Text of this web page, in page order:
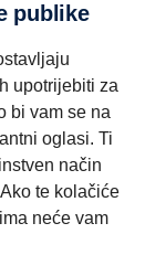
publike
upotrijebiti za
bi vam se na
oglasi. Ti
način
te kolačiće
neće vam